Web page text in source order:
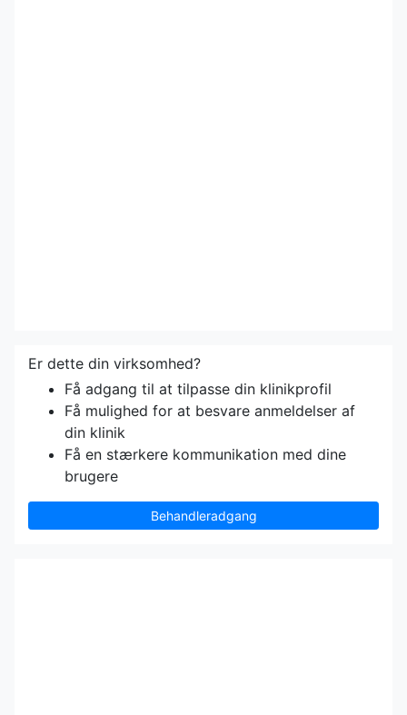
Er dette din virksomhed?
Få adgang til at tilpasse din klinikprofil
Få mulighed for at besvare anmeldelser af
din klinik
Få en stærkere kommunikation med dine
brugere
Behandleradgang